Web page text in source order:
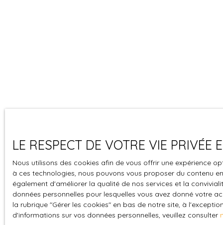
LE RESPECT DE VOTRE VIE PRIVÉE
Nous utilisons des cookies afin de vous offrir une expérience
à ces technologies, nous pouvons vous proposer du contenu
également d'améliorer la qualité de nos services et la
données personnelles pour lesquelles vous avez donné votre
la rubrique ″Gérer les cookies″ en bas de notre site, à
d'informations sur vos données personnelles, veuillez consulter